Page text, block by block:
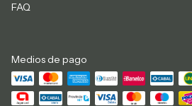
FAQ
Medios de pago